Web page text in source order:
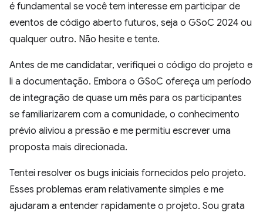
é fundamental se você tem interesse em participar de
eventos de código aberto futuros, seja o GSoC 2024 ou
qualquer outro. Não hesite e tente.
Antes de me candidatar, verifiquei o código do projeto e
li a documentação. Embora o GSoC ofereça um período
de integração de quase um mês para os participantes
se familiarizarem com a comunidade, o conhecimento
prévio aliviou a pressão e me permitiu escrever uma
proposta mais direcionada.
Tentei resolver os bugs iniciais fornecidos pelo projeto.
Esses problemas eram relativamente simples e me
ajudaram a entender rapidamente o projeto. Sou grata